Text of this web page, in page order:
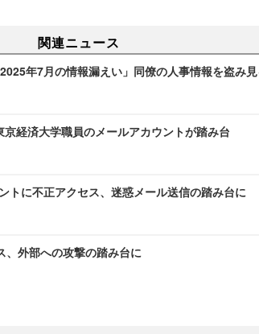
関連ニュース
年7月の情報漏えい」同僚の人事情報を盗み
経済大学職員のメールアカウントが踏み台
トに不正アクセス、迷惑メール送信の踏み台に
、外部への攻撃の踏み台に